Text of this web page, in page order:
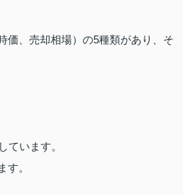
価、売却相場）の5種類があり、そ
ています。
。